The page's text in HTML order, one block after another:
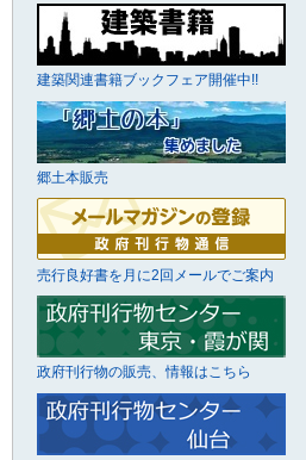
建築関連書籍ブックフェア開催中!!
郷土本販売
売行良好書を月に2回メールでご案内
政府刊行物の販売、情報はこちら